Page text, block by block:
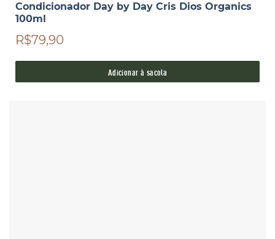
Condicionador Day by Day Cris Dios Organics
100ml
R$79,90
Adicionar à sacola